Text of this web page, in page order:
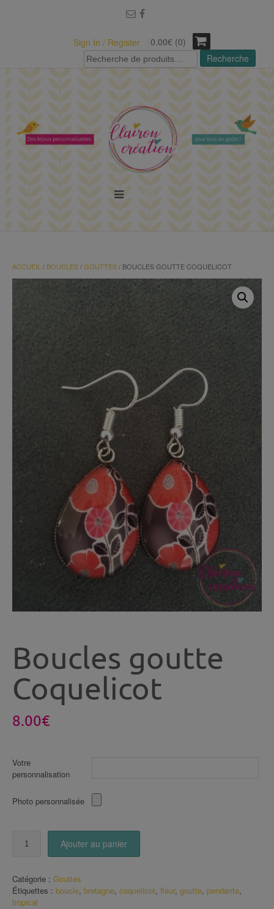
Sign In / Register
0.00€ (0)
Recherche
pour :
Recherche
ACCUEIL / BOUCLES/GOUTTES/ BOUCLES GOUTTE COQUELICOT
Boucles goutte
Coquelicot
8.00€
Votre
personnalisation
Photo personnalisée
Coquelicot
Ajouter au panier
Catégorie : Gouttes
Étiquettes : boucle, bretagne, coquelicot, fleur, goutte, pendante,
tropical